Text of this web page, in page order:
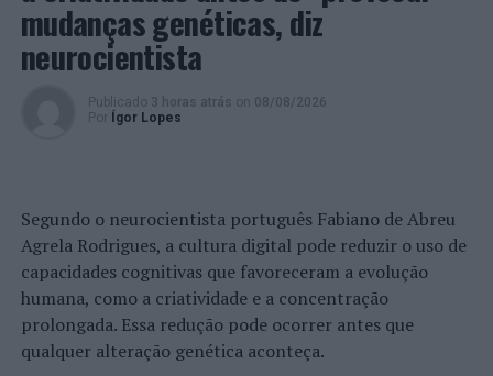
Erica Máximo, após a final em Viana do Castelo. “Tinha
começado o ano com um 3º lugar e, agora, este
resultado dá-me um reforço de confiança para o resto
da época. Foi um campeonato com condições um pouco
difíceis, mas na final consegui encontrar uma boa onda,
nas próximas provas”, frisou.
Com este triunfo, Martim Nunes isolou-se ainda mais na
liderança dorankingmasculino, colocando-se em boa
posição para conquistar o título nacional Sub-20 pelo
terceiro ano consecutivo, tendo já uma vantagem de 530
pontos para o vice-líder Francisco Ordonhas. Já no lado
mudanças genéticas, diz
neurocientista
Publicado 3 horas atrás on 08/08/2026
Por
Ígor Lopes
Segundo o neurocientista português Fabiano de Abreu
Agrela Rodrigues, a cultura digital pode reduzir o uso de
capacidades cognitivas que favoreceram a evolução
humana, como a criatividade e a concentração
prolongada. Essa redução pode ocorrer antes que
qualquer alteração genética aconteça.